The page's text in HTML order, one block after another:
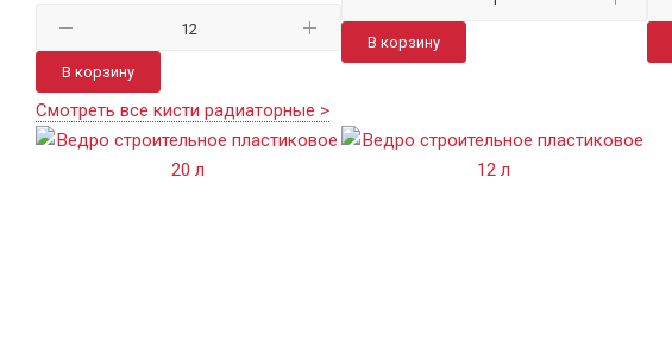
В корзину
В корзину
Смотреть все кисти радиаторные >